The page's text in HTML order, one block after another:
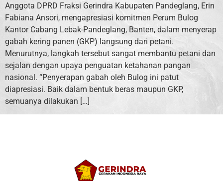
Anggota DPRD Fraksi Gerindra Kabupaten Pandeglang, Erin
Fabiana Ansori, mengapresiasi komitmen Perum Bulog
Kantor Cabang Lebak-Pandeglang, Banten, dalam menyerap
gabah kering panen (GKP) langsung dari petani.
Menurutnya, langkah tersebut sangat membantu petani dan
sejalan dengan upaya penguatan ketahanan pangan
nasional. “Penyerapan gabah oleh Bulog ini patut
diapresiasi. Baik dalam bentuk beras maupun GKP,
semuanya dilakukan […]